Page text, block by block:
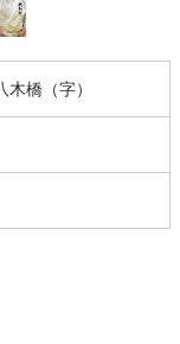
木橋（字）